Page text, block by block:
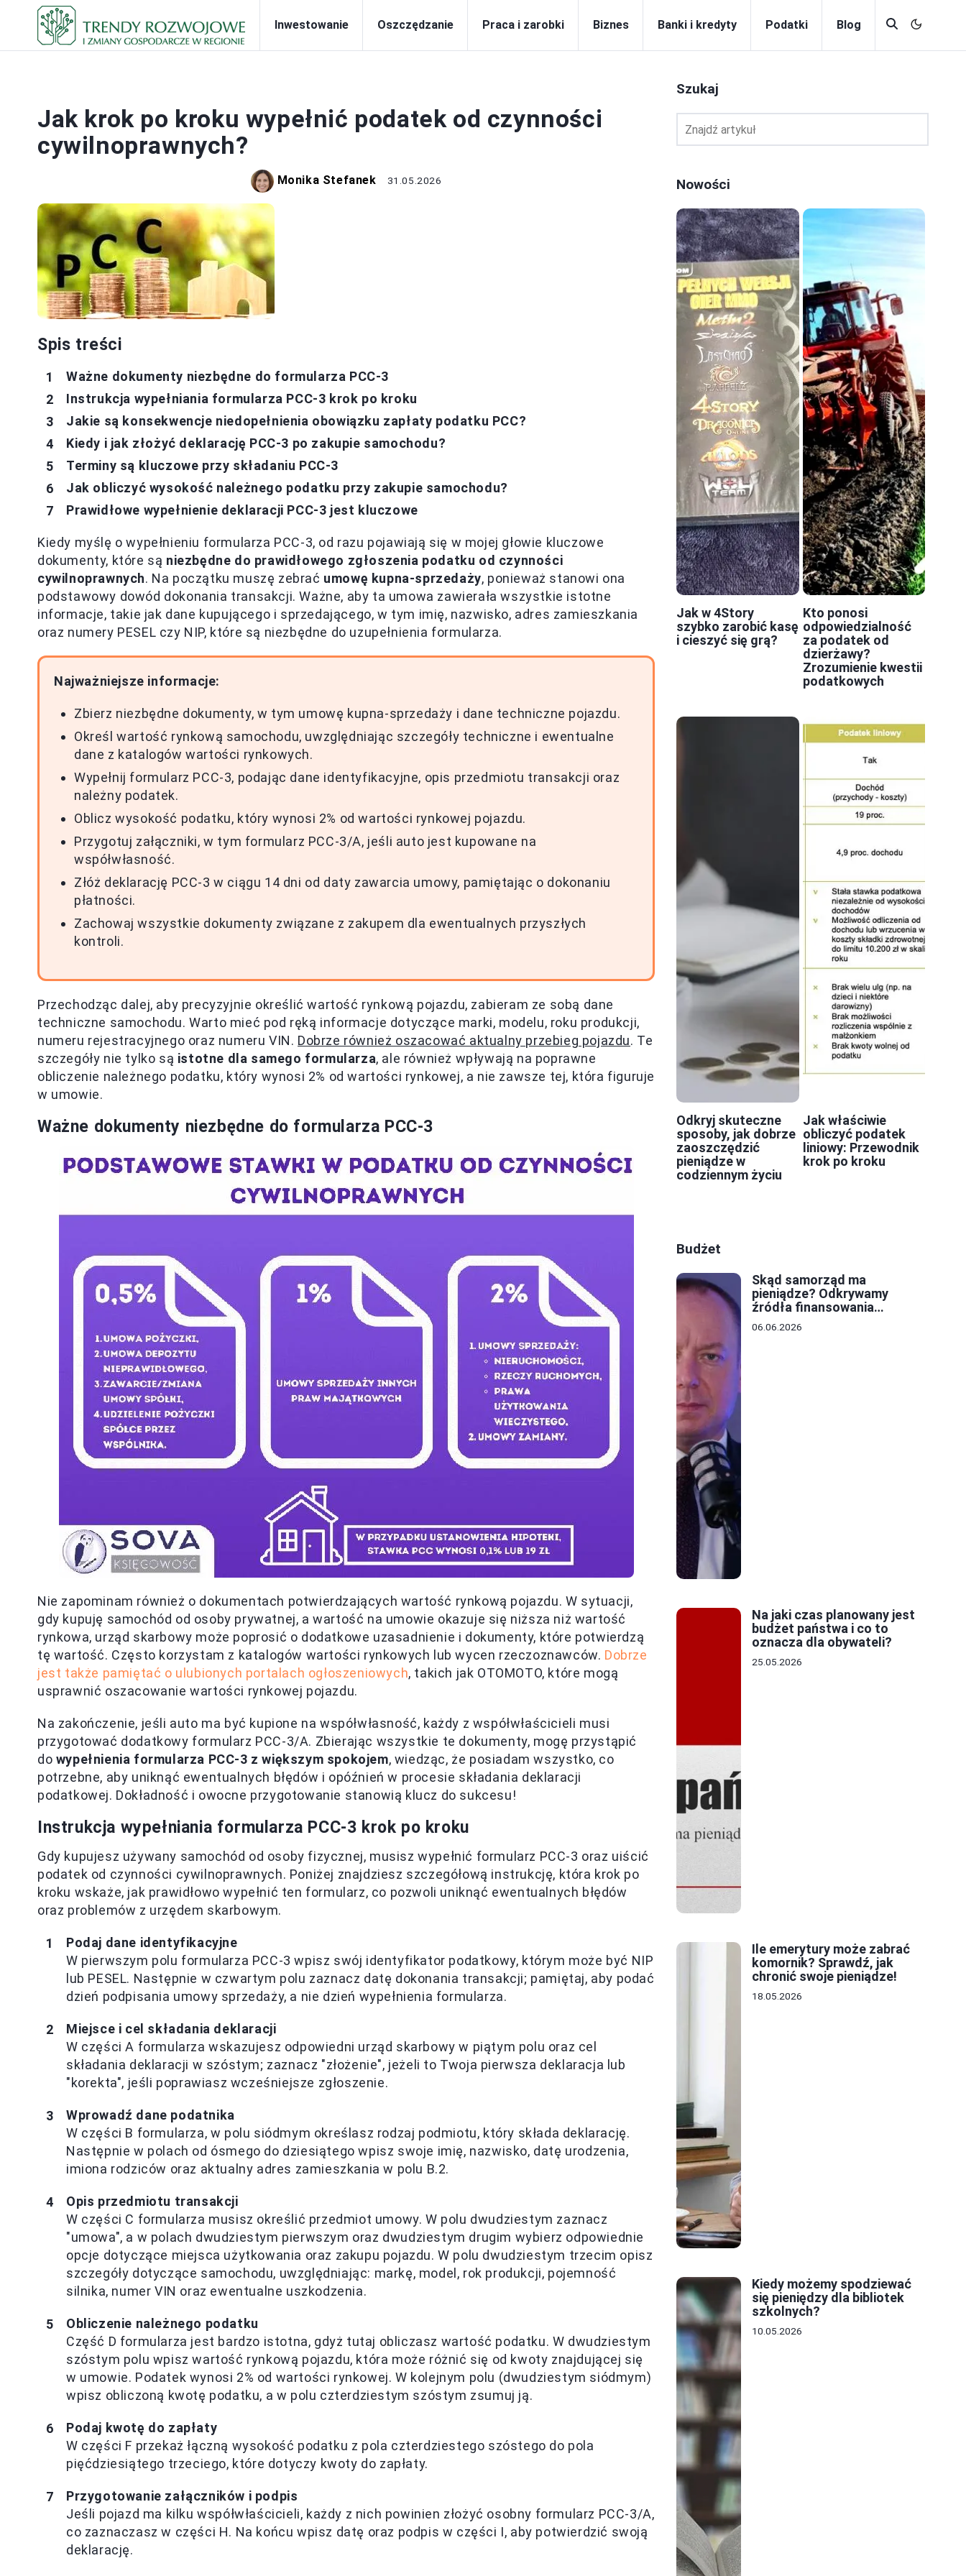
Inwestowanie Oszczędzanie Praca i zarobki Biznes Banki i kredyty Podatki Blog
Jak krok po kroku wypełnić podatek od czynności
cywilnoprawnych?
Monika Stefanek 31.05.2026
Spis treści
Ważne dokumenty niezbędne do formularza PCC-3
Instrukcja wypełniania formularza PCC-3 krok po kroku
Jakie są konsekwencje niedopełnienia obowiązku zapłaty podatku PCC?
Kiedy i jak złożyć deklarację PCC-3 po zakupie samochodu?
Terminy są kluczowe przy składaniu PCC-3
Jak obliczyć wysokość należnego podatku przy zakupie samochodu?
Prawidłowe wypełnienie deklaracji PCC-3 jest kluczowe
Kiedy myślę o wypełnieniu formularza PCC-3, od razu pojawiają się w mojej głowie kluczowe
dokumenty, które są niezbędne do prawidłowego zgłoszenia podatku od czynności
cywilnoprawnych. Na początku muszę zebrać umowę kupna-sprzedaży, ponieważ stanowi ona
podstawowy dowód dokonania transakcji. Ważne, aby ta umowa zawierała wszystkie istotne
informacje, takie jak dane kupującego i sprzedającego, w tym imię, nazwisko, adres zamieszkania
oraz numery PESEL czy NIP, które są niezbędne do uzupełnienia formularza.
Najważniejsze informacje:
Zbierz niezbędne dokumenty, w tym umowę kupna-sprzedaży i dane techniczne pojazdu.
Określ wartość rynkową samochodu, uwzględniając szczegóły techniczne i ewentualne
dane z katalogów wartości rynkowych.
Wypełnij formularz PCC-3, podając dane identyfikacyjne, opis przedmiotu transakcji oraz
należny podatek.
Oblicz wysokość podatku, który wynosi 2% od wartości rynkowej pojazdu.
Przygotuj załączniki, w tym formularz PCC-3/A, jeśli auto jest kupowane na
współwłasność.
Złóż deklarację PCC-3 w ciągu 14 dni od daty zawarcia umowy, pamiętając o dokonaniu
płatności.
Zachowaj wszystkie dokumenty związane z zakupem dla ewentualnych przyszłych
kontroli.
Przechodząc dalej, aby precyzyjnie określić wartość rynkową pojazdu, zabieram ze sobą dane
techniczne samochodu. Warto mieć pod ręką informacje dotyczące marki, modelu, roku produkcji,
numeru rejestracyjnego oraz numeru VIN. Dobrze również oszacować aktualny przebieg pojazdu. Te
szczegóły nie tylko są istotne dla samego formularza, ale również wpływają na poprawne
obliczenie należnego podatku, który wynosi 2% od wartości rynkowej, a nie zawsze tej, która figuruje
w umowie.
Ważne dokumenty niezbędne do formularza PCC-3
Nie zapominam również o dokumentach potwierdzających wartość rynkową pojazdu. W sytuacji,
gdy kupuję samochód od osoby prywatnej, a wartość na umowie okazuje się niższa niż wartość
rynkowa, urząd skarbowy może poprosić o dodatkowe uzasadnienie i dokumenty, które potwierdzą
tę wartość. Często korzystam z katalogów wartości rynkowych lub wycen rzeczoznawców. Dobrze
jest także pamiętać o ulubionych portalach ogłoszeniowych, takich jak OTOMOTO, które mogą
usprawnić oszacowanie wartości rynkowej pojazdu.
Na zakończenie, jeśli auto ma być kupione na współwłasność, każdy z współwłaścicieli musi
przygotować dodatkowy formularz PCC-3/A. Zbierając wszystkie te dokumenty, mogę przystąpić
do wypełnienia formularza PCC-3 z większym spokojem, wiedząc, że posiadam wszystko, co
potrzebne, aby uniknąć ewentualnych błędów i opóźnień w procesie składania deklaracji
podatkowej. Dokładność i owocne przygotowanie stanowią klucz do sukcesu!
Instrukcja wypełniania formularza PCC-3 krok po kroku
Gdy kupujesz używany samochód od osoby fizycznej, musisz wypełnić formularz PCC-3 oraz uiścić
podatek od czynności cywilnoprawnych. Poniżej znajdziesz szczegółową instrukcję, która krok po
kroku wskaże, jak prawidłowo wypełnić ten formularz, co pozwoli uniknąć ewentualnych błędów
oraz problemów z urzędem skarbowym.
Podaj dane identyfikacyjne
W pierwszym polu formularza PCC-3 wpisz swój identyfikator podatkowy, którym może być NIP
lub PESEL. Następnie w czwartym polu zaznacz datę dokonania transakcji; pamiętaj, aby podać
dzień podpisania umowy sprzedaży, a nie dzień wypełnienia formularza.
Miejsce i cel składania deklaracji
W części A formularza wskazujesz odpowiedni urząd skarbowy w piątym polu oraz cel
składania deklaracji w szóstym; zaznacz "złożenie", jeżeli to Twoja pierwsza deklaracja lub
"korekta", jeśli poprawiasz wcześniejsze zgłoszenie.
Wprowadź dane podatnika
W części B formularza, w polu siódmym określasz rodzaj podmiotu, który składa deklarację.
Następnie w polach od ósmego do dziesiątego wpisz swoje imię, nazwisko, datę urodzenia,
imiona rodziców oraz aktualny adres zamieszkania w polu B.2.
Opis przedmiotu transakcji
W części C formularza musisz określić przedmiot umowy. W polu dwudziestym zaznacz
"umowa", a w polach dwudziestym pierwszym oraz dwudziestym drugim wybierz odpowiednie
opcje dotyczące miejsca użytkowania oraz zakupu pojazdu. W polu dwudziestym trzecim opisz
szczegóły dotyczące samochodu, uwzględniając: markę, model, rok produkcji, pojemność
silnika, numer VIN oraz ewentualne uszkodzenia.
Obliczenie należnego podatku
Część D formularza jest bardzo istotna, gdyż tutaj obliczasz wartość podatku. W dwudziestym
szóstym polu wpisz wartość rynkową pojazdu, która może różnić się od kwoty znajdującej się
w umowie. Podatek wynosi 2% od wartości rynkowej. W kolejnym polu (dwudziestym siódmym)
wpisz obliczoną kwotę podatku, a w polu czterdziestym szóstym zsumuj ją.
Podaj kwotę do zapłaty
W części F przekaż łączną wysokość podatku z pola czterdziestego szóstego do pola
pięćdziesiątego trzeciego, które dotyczy kwoty do zapłaty.
Przygotowanie załączników i podpis
Jeśli pojazd ma kilku współwłaścicieli, każdy z nich powinien złożyć osobny formularz PCC-3/A,
co zaznaczasz w części H. Na końcu wpisz datę oraz podpis w części I, aby potwierdzić swoją
deklarację.
Szukaj
Nowości
Jak w 4Story
szybko zarobić kasę
i cieszyć się grą?
Kto ponosi
odpowiedzialność
za podatek od
dzierżawy?
Zrozumienie kwestii
podatkowych
Odkryj skuteczne
sposoby, jak dobrze
zaoszczędzić
pieniądze w
codziennym życiu
Jak właściwie
obliczyć podatek
liniowy: Przewodnik
krok po kroku
Budżet
Skąd samorząd ma
pieniądze? Odkrywamy
źródła finansowania
lokalnych budżetów
06.06.2026
Na jaki czas planowany jest
budżet państwa i co to
oznacza dla obywateli?
25.05.2026
Ile emerytury może zabrać
komornik? Sprawdź, jak
chronić swoje pieniądze!
18.05.2026
Kiedy możemy spodziewać
się pieniędzy dla bibliotek
szkolnych?
10.05.2026